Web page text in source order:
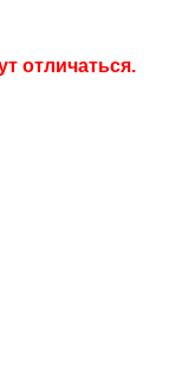
отличаться.